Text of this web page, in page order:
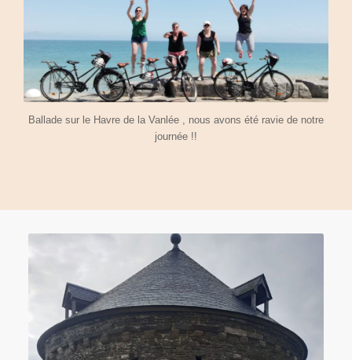
Ballade sur le Havre de la Vanlée , nous avons été ravie de notre
journée !!